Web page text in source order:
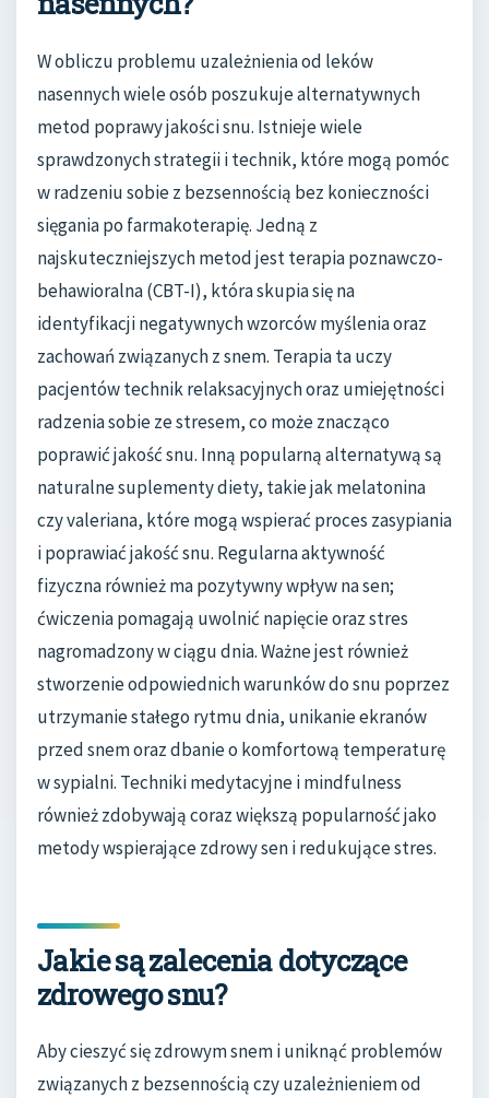
W obliczu problemu uzależnienia od leków
nasennych wiele osób poszukuje alternatywnych
metod poprawy jakości snu. Istnieje wiele
sprawdzonych strategii i technik, które mogą pomóc
w radzeniu sobie z bezsennością bez konieczności
sięgania po farmakoterapię. Jedną z
najskuteczniejszych metod jest terapia poznawczo-
behawioralna (CBT-I), która skupia się na
identyfikacji negatywnych wzorców myślenia oraz
zachowań związanych z snem. Terapia ta uczy
pacjentów technik relaksacyjnych oraz umiejętności
radzenia sobie ze stresem, co może znacząco
poprawić jakość snu. Inną popularną alternatywą są
naturalne suplementy diety, takie jak melatonina
czy valeriana, które mogą wspierać proces zasypiania
i poprawiać jakość snu. Regularna aktywność
fizyczna również ma pozytywny wpływ na sen;
ćwiczenia pomagają uwolnić napięcie oraz stres
nagromadzony w ciągu dnia. Ważne jest również
stworzenie odpowiednich warunków do snu poprzez
utrzymanie stałego rytmu dnia, unikanie ekranów
przed snem oraz dbanie o komfortową temperaturę
w sypialni. Techniki medytacyjne i mindfulness
również zdobywają coraz większą popularność jako
metody wspierające zdrowy sen i redukujące stres.
Jakie są zalecenia dotyczące
zdrowego snu?
Aby cieszyć się zdrowym snem i uniknąć problemów
związanych z bezsennością czy uzależnieniem od